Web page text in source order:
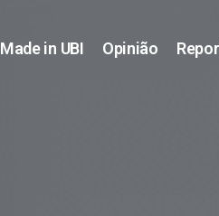
Made in UBI Opinião